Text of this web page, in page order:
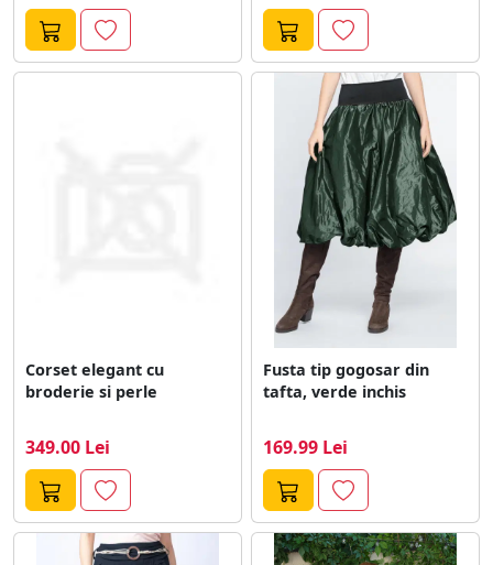
Corset elegant cu
broderie si perle
349.00 Lei
Fusta tip gogosar din
tafta, verde inchis
169.99 Lei